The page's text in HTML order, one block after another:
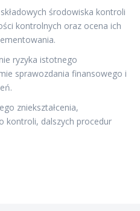
środowiska kontroli
kontrolnych oraz ocena ich
ryzyka istotnego
sprawozdania finansowego i
zniekształcenia,
kontroli, dalszych procedur